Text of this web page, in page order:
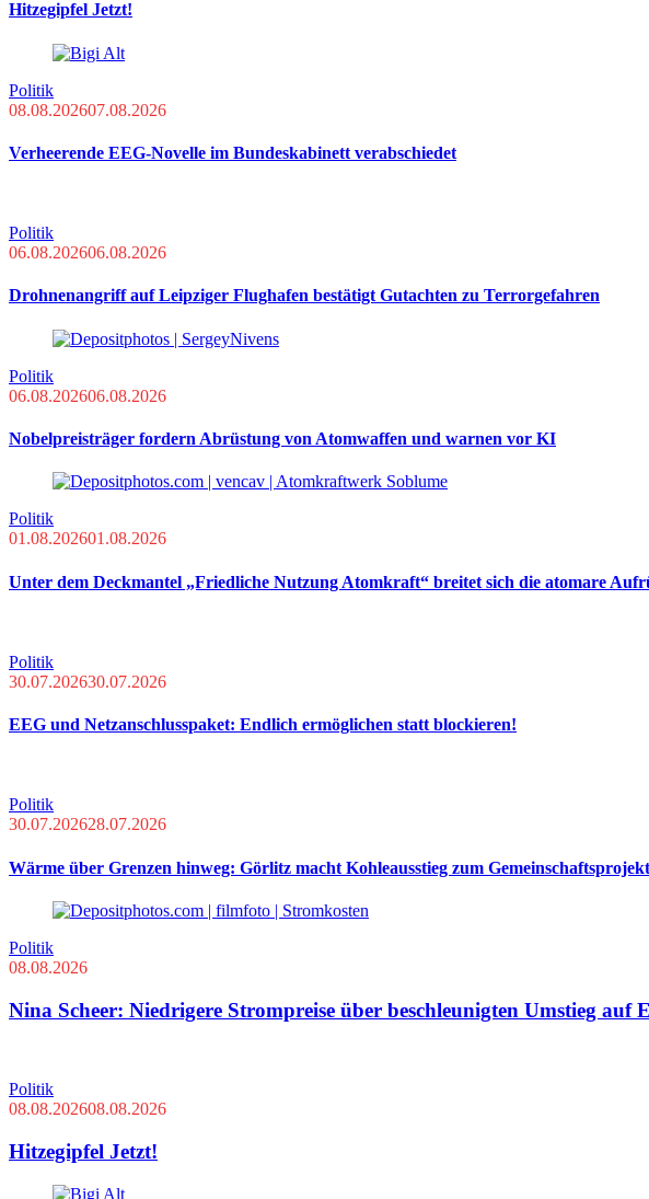
Hitzegipfel Jetzt!
Politik
08.08.202607.08.2026
Verheerende EEG-Novelle im Bundeskabinett verabschiedet
Politik
06.08.202606.08.2026
Drohnenangriff auf Leipziger Flughafen bestätigt Gutachten zu Terrorgefahren
Politik
06.08.202606.08.2026
Nobelpreisträger fordern Abrüstung von Atomwaffen und warnen vor KI
Politik
01.08.202601.08.2026
Unter dem Deckmantel „Friedliche Nutzung Atomkraft“ breitet sich die atomare
Politik
30.07.202630.07.2026
EEG und Netzanschlusspaket: Endlich ermöglichen statt blockieren!
Politik
30.07.202628.07.2026
Wärme über Grenzen hinweg: Görlitz macht Kohleausstieg zum Gemeinschaftsprojekt
Politik
08.08.2026
Nina Scheer: Niedrigere Strompreise über beschleunigten Umstieg
Politik
08.08.202608.08.2026
Hitzegipfel Jetzt!